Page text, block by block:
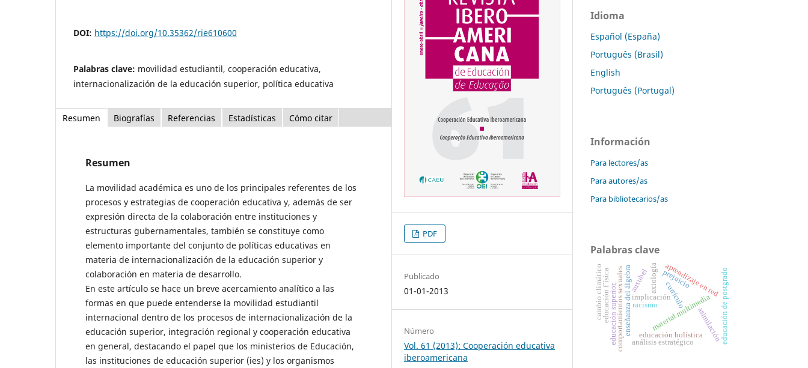
DOI: https://doi.org/10.35362/rie610600
Palabras clave: movilidad estudiantil, cooperación educativa,
internacionalización de la educación superior, política educativa
Resumen Biografías Referencias Estadísticas Cómo citar
Resumen
La movilidad académica es uno de los principales referentes de los
procesos y estrategias de cooperación educativa y, además de ser
expresión directa de la colaboración entre instituciones y
estructuras gubernamentales, también se constituye como
elemento importante del conjunto de políticas educativas en
materia de internacionalización de la educación superior y
colaboración en materia de desarrollo.
En este artículo se hace un breve acercamiento analítico a las
formas en que puede entenderse la movilidad estudiantil
internacional dentro de los procesos de internacionalización de la
educación superior, integración regional y cooperación educativa
en general, destacando el papel que los ministerios de Educación,
las instituciones de educación superior (ies) y los organismos
PDF
Publicado
01-01-2013
Número
Vol. 61 (2013): Cooperación educativa
iberoamericana
Idioma
Español (España)
Português (Brasil)
English
Português (Portugal)
Información
Para lectores/as
Para autores/as
Para bibliotecarios/as
Palabras clave
currículo
implicación
axiología
material multimedia
enseñanza del álgebra
comportamientos sexuales
educación holística
análisis estratégico
educación superior,
aprendizaje en red
educación f´ísica educación de postgrado
asimilación
racismo
prejuicio
ausubel
cambio climático